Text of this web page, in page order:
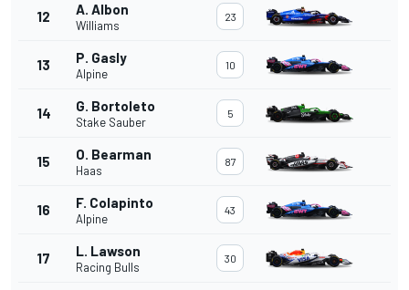
12 A. Albon
Williams
23
13 P. Gasly
Alpine
10
14 G. Bortoleto
Stake Sauber
5
15 O. Bearman
Haas
87
16 F. Colapinto
Alpine
43
17 L. Lawson
Racing Bulls
30